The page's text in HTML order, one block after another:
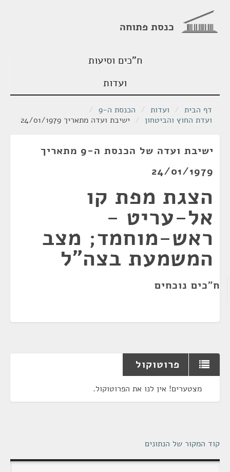
כנסת פתוחה
ח"כים וסיעות
ועדות
דף הבית / ועדות / הכנסת ה-9
/
ועדת החוץ והביטחון / ישיבת ועדה מתאריך 24/01/1979
ישיבת ועדה של הכנסת ה-9 מתאריך
24/01/1979
הצגת מפת קו
אל-עריט -
ראש-מוחמד; מצב
המשמעת בצה"ל
ח"כים נוכחים
פרוטוקול
מצטערים! אין לנו את הפרוטוקול.
קוד המקור של הנתונים